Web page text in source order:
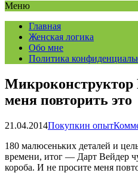
Меню
Главная
Женская логика
Обо мне
Политика
меня повторить это
21.04.2014Покупкин опыт
180 малюсеньких деталей и
времени, итог — Дарт Вейдер
короба. И не просите меня